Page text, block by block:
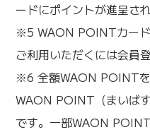
ードにポイントが進呈され
※5 WAON POINTカー
ご利用いただくには会員
※6 全額WAON POINTを
WAON POINT（まいば
です。一部WAON